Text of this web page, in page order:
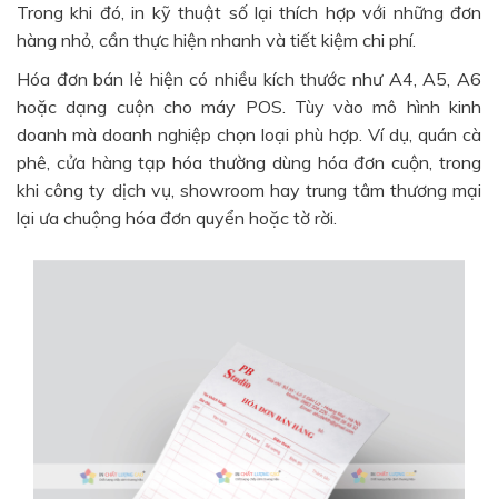
Trong khi đó, in kỹ thuật số lại thích hợp với những đơn
hàng nhỏ, cần thực hiện nhanh và tiết kiệm chi phí.
Hóa đơn bán lẻ hiện có nhiều kích thước như A4, A5, A6
hoặc dạng cuộn cho máy POS. Tùy vào mô hình kinh
doanh mà doanh nghiệp chọn loại phù hợp. Ví dụ, quán cà
phê, cửa hàng tạp hóa thường dùng hóa đơn cuộn, trong
khi công ty dịch vụ, showroom hay trung tâm thương mại
lại ưa chuộng hóa đơn quyển hoặc tờ rời.